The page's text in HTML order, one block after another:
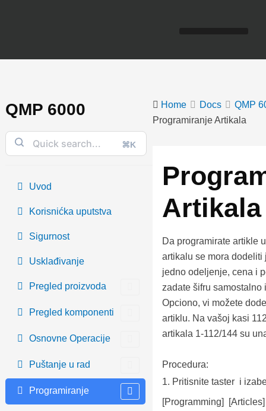
QMP 6000
⌘K
Uvod
Korisnićka uputstva
Sigurnost
Usklađivanje
Pregled proizvoda
Pregled komponenti
Osnovne Operacije
Puštanje u rad
Programiranje
Home Docs
QMP
Programiranje Artikala
Artikala
Da programirate artikle
artikalu se mora dodeliti
jedno odeljenje, cena i
zadate šifru samostalno
Opciono, vi možete
artiklu. Na vašoj kasi
artikala 1-112/144 su
Procedura:
1. Pritisnite taster i
[Programming]
navigation